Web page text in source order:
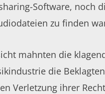
Software, noch
zu finden
mahnten die
die Beklagten
Verletzung ihrer